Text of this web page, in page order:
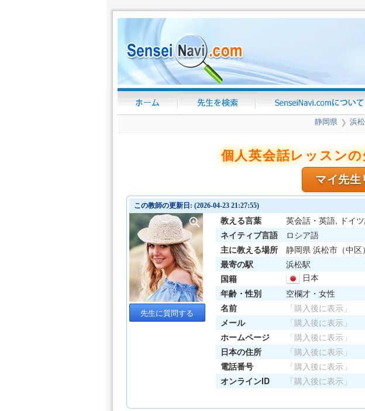
静岡県 ❯ 浜
個人英会話レッスン
マイ先生
この教師の更新日: (2026-04-23 21:27:55)
先生に質問する
教える言葉
英会話・英語, ドイ
ネイティブ言語
ロシア語
主に教える場所
静岡県 浜松市（中区）
最寄の駅
浜松駅
国籍
日本
年齢・性別
空欄才・女性
名前
「購入後に表示」
メール
「購入後に表示」
ホームページ
「購入後に表示」
日本の住所
「購入後に表示」
電話番号
「購入後に表示」
オンラインID
「購入後に表示」